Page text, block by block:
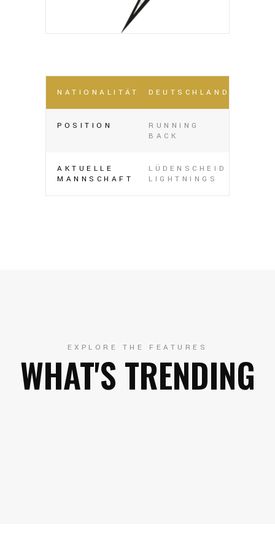
NATIONALITÄT DEUTSCHLAND
POSITION
RUNNING
BACK
AKTUELLE
MANNSCHAFT
LÜDENSCHEID
LIGHTNINGS
EXPLORE THE FEATURES
WHAT'S TRENDING